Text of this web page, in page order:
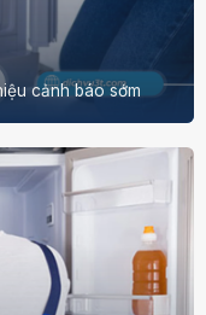
cảnh báo sớm